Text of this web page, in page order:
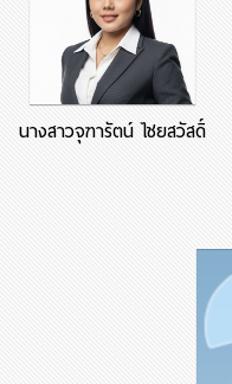
นางสาวจุฑารัตน์ ไชยสวัสดิ์